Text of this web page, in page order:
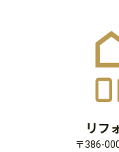
リフ
〒386-